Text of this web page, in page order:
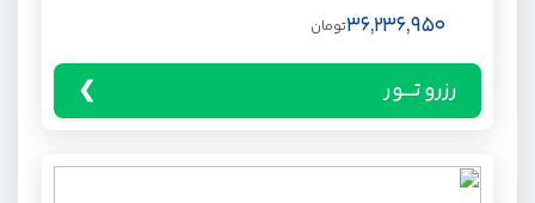
36,236,950تومان
رزرو تـــور